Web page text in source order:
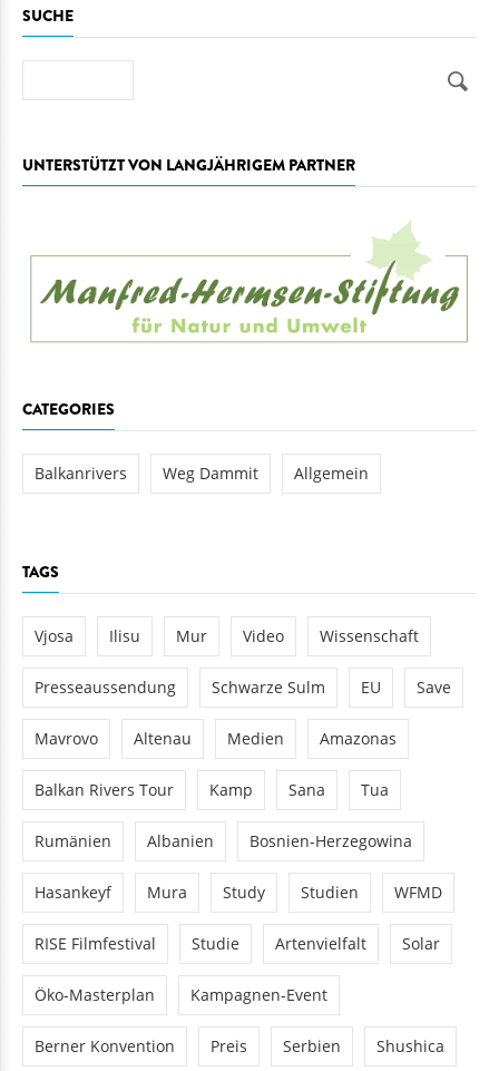
SUCHE
UNTERSTÜTZT VON LANGJÄHRIGEM PARTNER
CATEGORIES
Balkanrivers Weg Dammit Allgemein
TAGS
Vjosa Ilisu Mur Video Wissenschaft
Presseaussendung Schwarze Sulm EU Save
Mavrovo Altenau Medien Amazonas
Balkan Rivers Tour Kamp Sana Tua
Rumänien Albanien Bosnien-Herzegowina
Hasankeyf Mura Study Studien WFMD
RISE Filmfestival Studie Artenvielfalt Solar
Öko-Masterplan Kampagnen-Event
Berner Konvention Preis Serbien Shushica